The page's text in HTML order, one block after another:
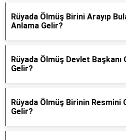
Rüyada Ölmüş Birini Arayıp
Anlama Gelir?
Rüyada Ölmüş Devlet
Gelir?
Rüyada Ölmüş Birinin Resmini
Gelir?